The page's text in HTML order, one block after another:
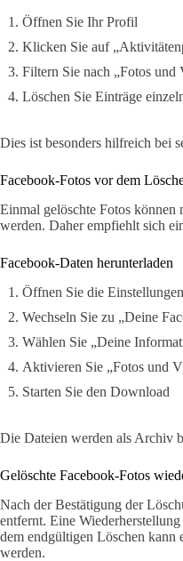
Öffnen Sie Ihr Profil
Klicken Sie auf
Filtern Sie nach „Fotos und
Löschen Sie Einträge
Dies ist besonders hilfreich bei
Facebook-Fotos vor dem
Einmal gelöschte Fotos können
werden. Daher empfiehlt sich
Facebook-Daten herunterladen
Öffnen Sie die Einstellungen
Wechseln Sie zu „Deine
Wählen Sie „Deine
Aktivieren Sie „Fotos und
Starten Sie den Download
Die Dateien werden als Archiv
Gelöschte Facebook-Fotos
Nach der Bestätigung der
entfernt. Eine
dem endgültigen Löschen kann
werden.